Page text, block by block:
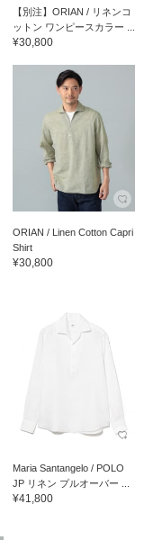
【別注】ORIAN / リネンコ
ットン ワンピースカラー ...
¥30,800
ORIAN / Linen Cotton Capri
Shirt
¥30,800
Maria Santangelo / POLO
JP リネン プルオーバー ...
¥41,800